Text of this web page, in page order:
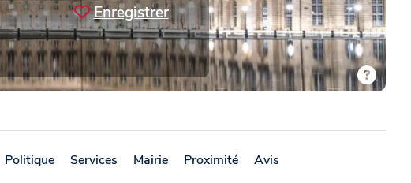
Enregistrer
Politique Services Mairie Proximité Avis